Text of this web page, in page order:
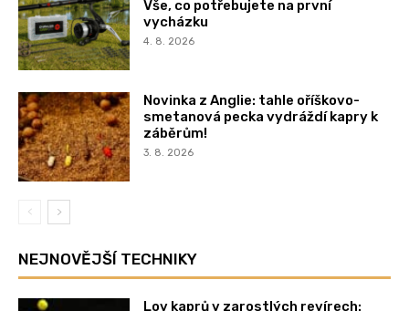
Vše, co potřebujete na první
vycházku
4. 8. 2026
Novinka z Anglie: tahle oříškovo-
smetanová pecka vydráždí kapry k
záběrům!
3. 8. 2026
NEJNOVĚJŠÍ TECHNIKY
Lov kaprů v zarostlých revírech: